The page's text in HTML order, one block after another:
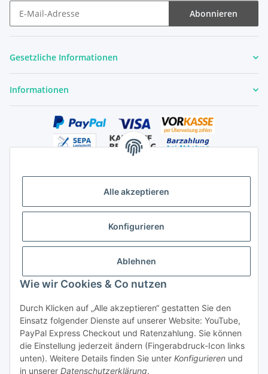
Alle akzeptieren
Konfigurieren
Ablehnen
Wie wir Cookies & Co nutzen
Durch Klicken auf „Alle akzeptieren“ gestatten Sie den
Einsatz folgender Dienste auf unserer Website: YouTube,
PayPal Express Checkout und Ratenzahlung. Sie können
die Einstellung jederzeit ändern (Fingerabdruck-Icon links
unten). Weitere Details finden Sie unter Konfigurieren und
in unserer Datenschutzerklärung.
Abonnieren
Gesetzliche Informationen
Informationen
Vertrag widerrufen